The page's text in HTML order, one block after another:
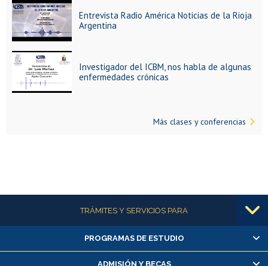
Entrevista Radio América Noticias de la Rioja
Argentina
Investigador del ICBM, nos habla de algunas
enfermedades crónicas
Más clases y conferencias
Más informaciónTRÁMITES Y SERVICIOS PARA
Alumnas/os y exalumnas/os
Matrícula en línea
PROGRAMAS DE ESTUDIO
ADMISIÓN Y BECAS